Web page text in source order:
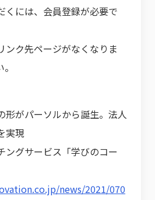
には、会員登録が必要で
ク先ページがなくなりま
形がパーソルから誕生。法人
実現
ングサービス「学びのコー
news/2021/070